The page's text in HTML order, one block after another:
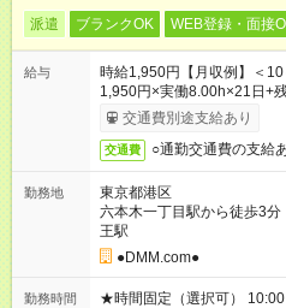
派遣 ブランクOK WEB登録・面接
給与
時給1,950円【月収例】＜
1,950円×実働8.00h×21日+
交通費別途支給あり
交通費 ○通勤交通費の支給
勤務地
東京都港区
六本木一丁目駅から徒歩3分
王駅
●DMM.com●
勤務時間
★時間固定（選択可） 10:00